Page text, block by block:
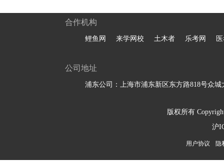
合作机构
鲤鱼网 来学网校 土木者 乐考网
公司地址
浦东公司：上海市浦东新区东方路818号众城
版权所有
沪
用户协议 隐